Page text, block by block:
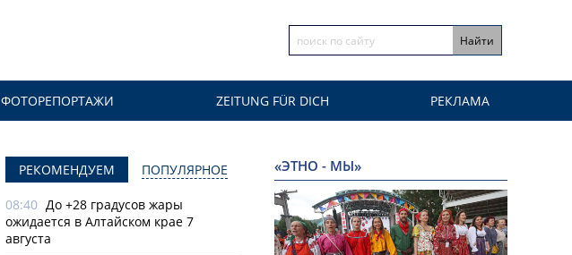
ФОТОРЕПОРТАЖИ ZEITUNG FÜR DICH РЕКЛАМА
РЕКОМЕНДУЕМ ПОПУЛЯРНОЕ
08:40 До +28 градусов жары
ожидается в Алтайском крае 7
августа
«ЭТНО - МЫ»